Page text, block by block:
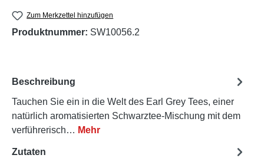
Zum Merkzettel hinzufügen
Produktnummer: SW10056.2
Beschreibung
Tauchen Sie ein in die Welt des Earl Grey Tees, einer
natürlich aromatisierten Schwarztee-Mischung mit dem
verführerisch… Mehr
Zutaten